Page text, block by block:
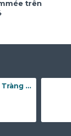
trên
Bình hút tài lộc Bát Tràng men lam vẽ chim công và hoa mẫu đơn BL12